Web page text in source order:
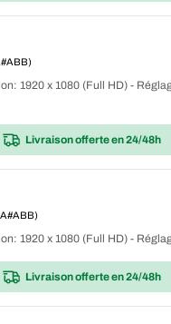
1920 x 1080 (Full HD) -
Livraison offerteen 24/48h
1920 x 1080 (Full HD) -
Livraison offerteen 24/48h